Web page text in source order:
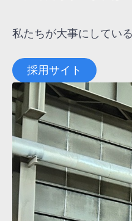
私たちが大事にしてい
採用サイト